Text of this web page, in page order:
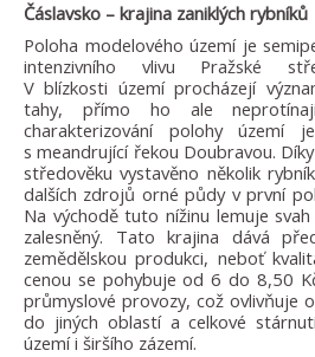
Čáslavsko – krajina zaniklých rybníků
Poloha modelového území je
intenzivního vlivu Pražské
V blízkosti území procházejí
tahy, přímo ho ale
charakterizování polohy území
s meandrující řekou Doubravou.
středověku vystavěno několik
dalších zdrojů orné půdy v první
Na východě tuto nížinu lemuje
zalesněný. Tato krajina dává
zemědělskou produkci, neboť
cenou se pohybuje od 6 do 8,50
průmyslové provozy, což ovlivňuje
do jiných oblastí a celkové
území i širšího zázemí.